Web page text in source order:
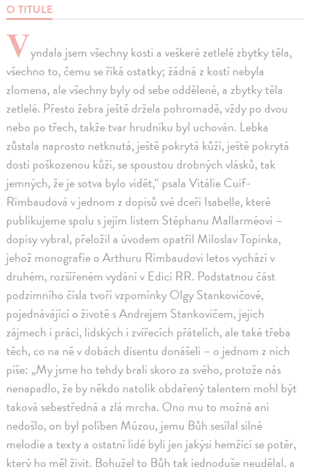
O TITULE
Vyndala jsem všechny kosti a veškeré zetlelé zbytky těla,
všechno to, čemu se říká ostatky; žádná z kostí nebyla
zlomena, ale všechny byly od sebe oddělené, a zbytky těla
zetlelé. Přesto žebra ještě držela pohromadě, vždy po dvou
nebo po třech, takže tvar hrudníku byl uchován. Lebka
zůstala naprosto netknutá, ještě pokrytá kůží, ještě pokrytá
dosti poškozenou kůží, se spoustou drobných vlásků, tak
jemných, že je sotva bylo vidět,“ psala Vitálie Cuif-
Rimbaudová v jednom z dopisů své dceři Isabelle, které
publikujeme spolu s jejím listem Stéphanu Mallarméovi –
dopisy vybral, přeložil a úvodem opatřil Miloslav Topinka,
jehož monografie o Arthuru Rimbaudovi letos vychází v
druhém, rozšířeném vydání v Edici RR. Podstatnou část
podzimního čísla tvoří vzpomínky Olgy Stankovičové,
pojednávájící o životě s Andrejem Stankovičem, jejich
zájmech i práci, lidských i zvířecích přátelích, ale také třeba
těch, co na ně v dobách disentu donášeli – o jednom z nich
píše: „My jsme ho tehdy brali skoro za svého, protože nás
nenapadlo, že by někdo natolik obdařený talentem mohl být
taková sebestředná a zlá mrcha. Ono mu to možná ani
nedošlo, on byl políben Múzou, jemu Bůh sesílal silné
melodie a texty a ostatní lidé byli jen jakýsi hemžící se potěr,
který ho měl živit. Bohužel to Bůh tak jednoduše neudělal, a